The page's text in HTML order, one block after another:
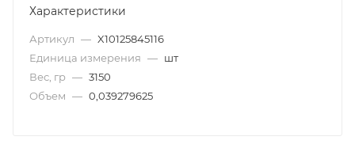
Характеристики
Артикул — X10125845116
Единица измерения — шт
Вес, гр — 3150
Объем — 0,039279625